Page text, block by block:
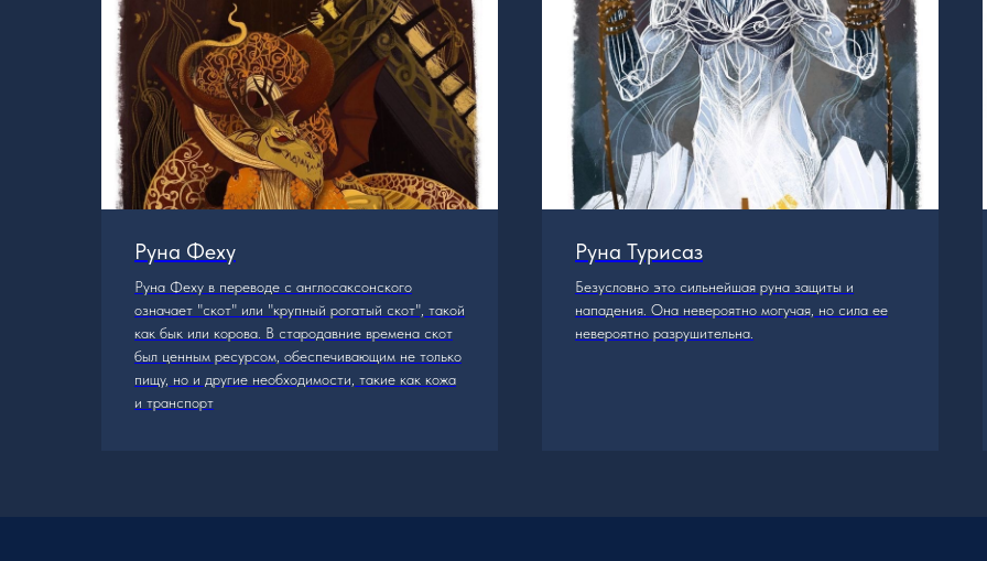
Руна Феху
Руна Феху в переводе с англосаксонского
означает "скот" или "крупный рогатый скот", такой
как бык или корова. В стародавние времена скот
был ценным ресурсом, обеспечивающим не только
пищу, но и другие необходимости, такие как кожа
и транспорт
Руна Турисаз
Безусловно это сильнейшая руна защиты и
нападения. Она невероятно могучая, но сила ее
невероятно разрушительна.